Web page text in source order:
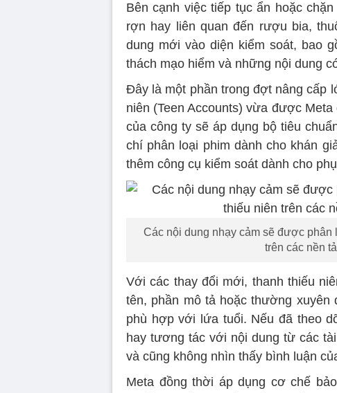
Bên cạnh việc tiếp tục ẩn hoặc
rợn hay liên quan đến rượu bia,
dung mới vào diện kiểm soát, bao
thách mạo hiểm và những nội dung
Đây là một phần trong đợt nâng cấp
niên (Teen Accounts) vừa được
của công ty sẽ áp dụng bộ tiêu
chí phân loại phim dành cho khán
thêm công cụ kiểm soát dành cho
Các nội dung nhạy cảm sẽ được
trên các nền
Với các thay đổi mới, thanh thiếu
tên, phần mô tả hoặc thường xuyên
phù hợp với lứa tuổi. Nếu đã theo
hay tương tác với nội dung từ các
và cũng không nhìn thấy bình luận
Meta đồng thời áp dụng cơ chế